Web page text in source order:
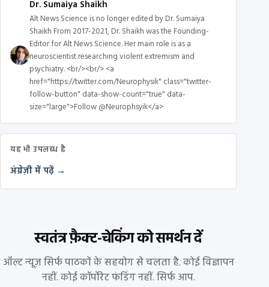
Dr. Sumaiya Shaikh
Alt News Science is no longer edited by Dr. Sumaiya
Shaikh From 2017-2021, Dr. Shaikh was the Founding-
Editor for Alt News Science. Her main role is as a
neuroscientist researching violent extremism and
psychiatry. <br/><br/> <a
href="https://twitter.com/Neurophysik" class="twitter-
follow-button" data-show-count="true" data-
size="large">Follow @Neurophsyik</a>
यह भी उपलब्ध है
अंग्रेज़ी में पढ़ें →
स्वतंत्र फ़ैक्ट-चेकिंग को समर्थन दें
ऑल्ट न्यूज़ सिर्फ पाठकों के सहयोग से चलता है. कोई विज्ञापन
नहीं. कोई कॉर्पोरेट फंडिंग नहीं. सिर्फ आप.